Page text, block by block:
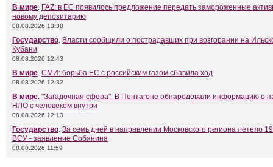
В мире. FAZ: в ЕС появилось предложение передать замороженные
новому депозитарию
08.08.2026 13:38
Государство. Власти сообщили о пострадавших при возгорании на
Кубани
08.08.2026 12:43
В мире. СМИ: борьба ЕС с российским газом сбавила ход
08.08.2026 12:32
В мире. "Загадочная сфера". В Пентагоне обнародовали информацию о
НЛО с человеком внутри
08.08.2026 12:13
Государство. За семь дней в направлении Московского региона летело
ВСУ - заявление Собянина
08.08.2026 11:59